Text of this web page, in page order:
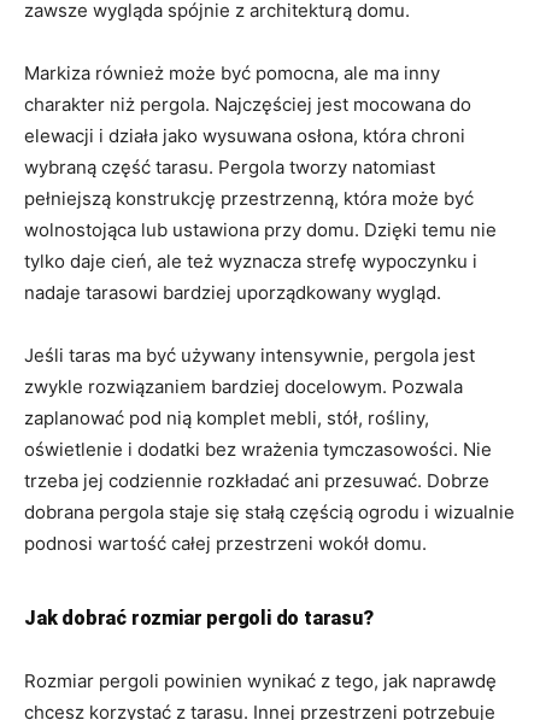
zawsze wygląda spójnie z architekturą domu.
Markiza również może być pomocna, ale ma inny
charakter niż pergola. Najczęściej jest mocowana do
elewacji i działa jako wysuwana osłona, która chroni
wybraną część tarasu. Pergola tworzy natomiast
pełniejszą konstrukcję przestrzenną, która może być
wolnostojąca lub ustawiona przy domu. Dzięki temu nie
tylko daje cień, ale też wyznacza strefę wypoczynku i
nadaje tarasowi bardziej uporządkowany wygląd.
Jeśli taras ma być używany intensywnie, pergola jest
zwykle rozwiązaniem bardziej docelowym. Pozwala
zaplanować pod nią komplet mebli, stół, rośliny,
oświetlenie i dodatki bez wrażenia tymczasowości. Nie
trzeba jej codziennie rozkładać ani przesuwać. Dobrze
dobrana pergola staje się stałą częścią ogrodu i wizualnie
podnosi wartość całej przestrzeni wokół domu.
Jak dobrać rozmiar pergoli do tarasu?
Rozmiar pergoli powinien wynikać z tego, jak naprawdę
chcesz korzystać z tarasu. Innej przestrzeni potrzebuje